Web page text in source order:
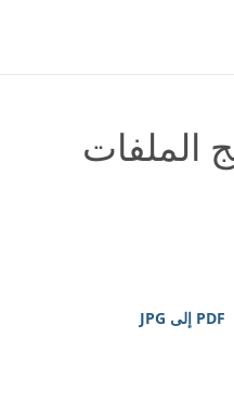
الملفات
PDF إلى JPG